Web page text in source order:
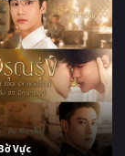
Vực